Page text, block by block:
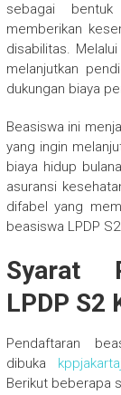
sebagai
memberikan
disabilitas.
melanjutkan
dukungan biaya
Beasiswa ini
yang ingin
biaya hidup
asuransi
difabel yang
beasiswa LPDP
Syarat
LPDP S2
Pendaftaran
dibuka
Berikut beberapa